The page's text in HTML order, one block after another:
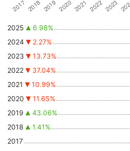
2025 6.98%
2024
2.27%
2023
13.73%
2022
37.04%
2021
10.99%
2020
11.65%
2019
43.06%
2018
1.41%
2017